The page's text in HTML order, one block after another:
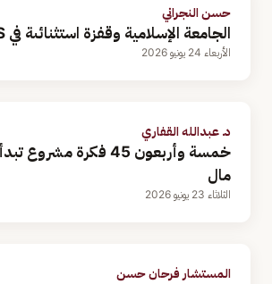
حسن النجراني
الجامعة الإسلامية وقفزة استثنائىة في QS
الأربعاء 24 يونيو 2026
د. عبدالله القفاري
خمسة وأربعون 45 فكرة
مال
الثلاثاء 23 يونيو 2026
المستشار فرحان حسن